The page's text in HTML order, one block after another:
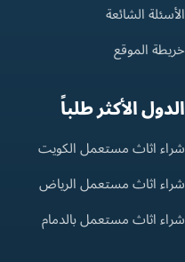
الأسئلة الشائعة
خريطة الموقع
الدول الأكثر طلباً
شراء اثاث مستعمل الكويت
شراء اثاث مستعمل الرياض
شراء اثاث مستعمل بالدمام